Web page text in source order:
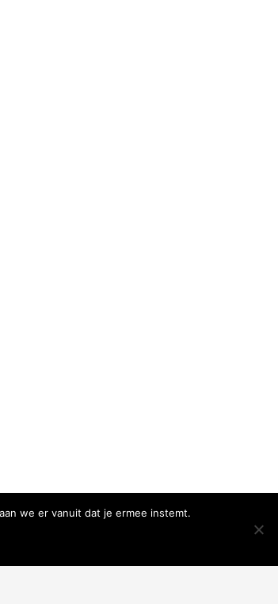
we er vanuit dat je ermee instemt.